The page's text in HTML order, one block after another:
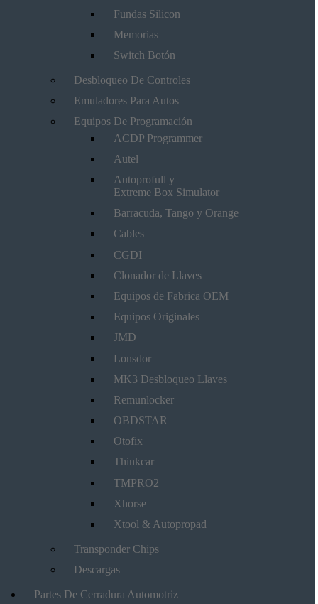
Fundas Silicon
Memorias
Switch Botón
Desbloqueo De Controles
Emuladores Para Autos
Equipos De Programación
ACDP Programmer
Autel
Autoprofull y
Extreme Box Simulator
Barracuda, Tango y Orange
Cables
CGDI
Clonador de Llaves
Equipos de Fabrica OEM
Equipos Originales
JMD
Lonsdor
MK3 Desbloqueo Llaves
Remunlocker
OBDSTAR
Otofix
Thinkcar
TMPRO2
Xhorse
Xtool & Autopropad
Transponder Chips
Descargas
Partes De Cerradura Automotriz